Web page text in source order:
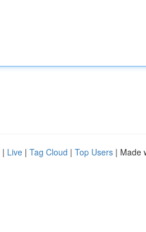
| Live | Tag Cloud | Top Users | Made